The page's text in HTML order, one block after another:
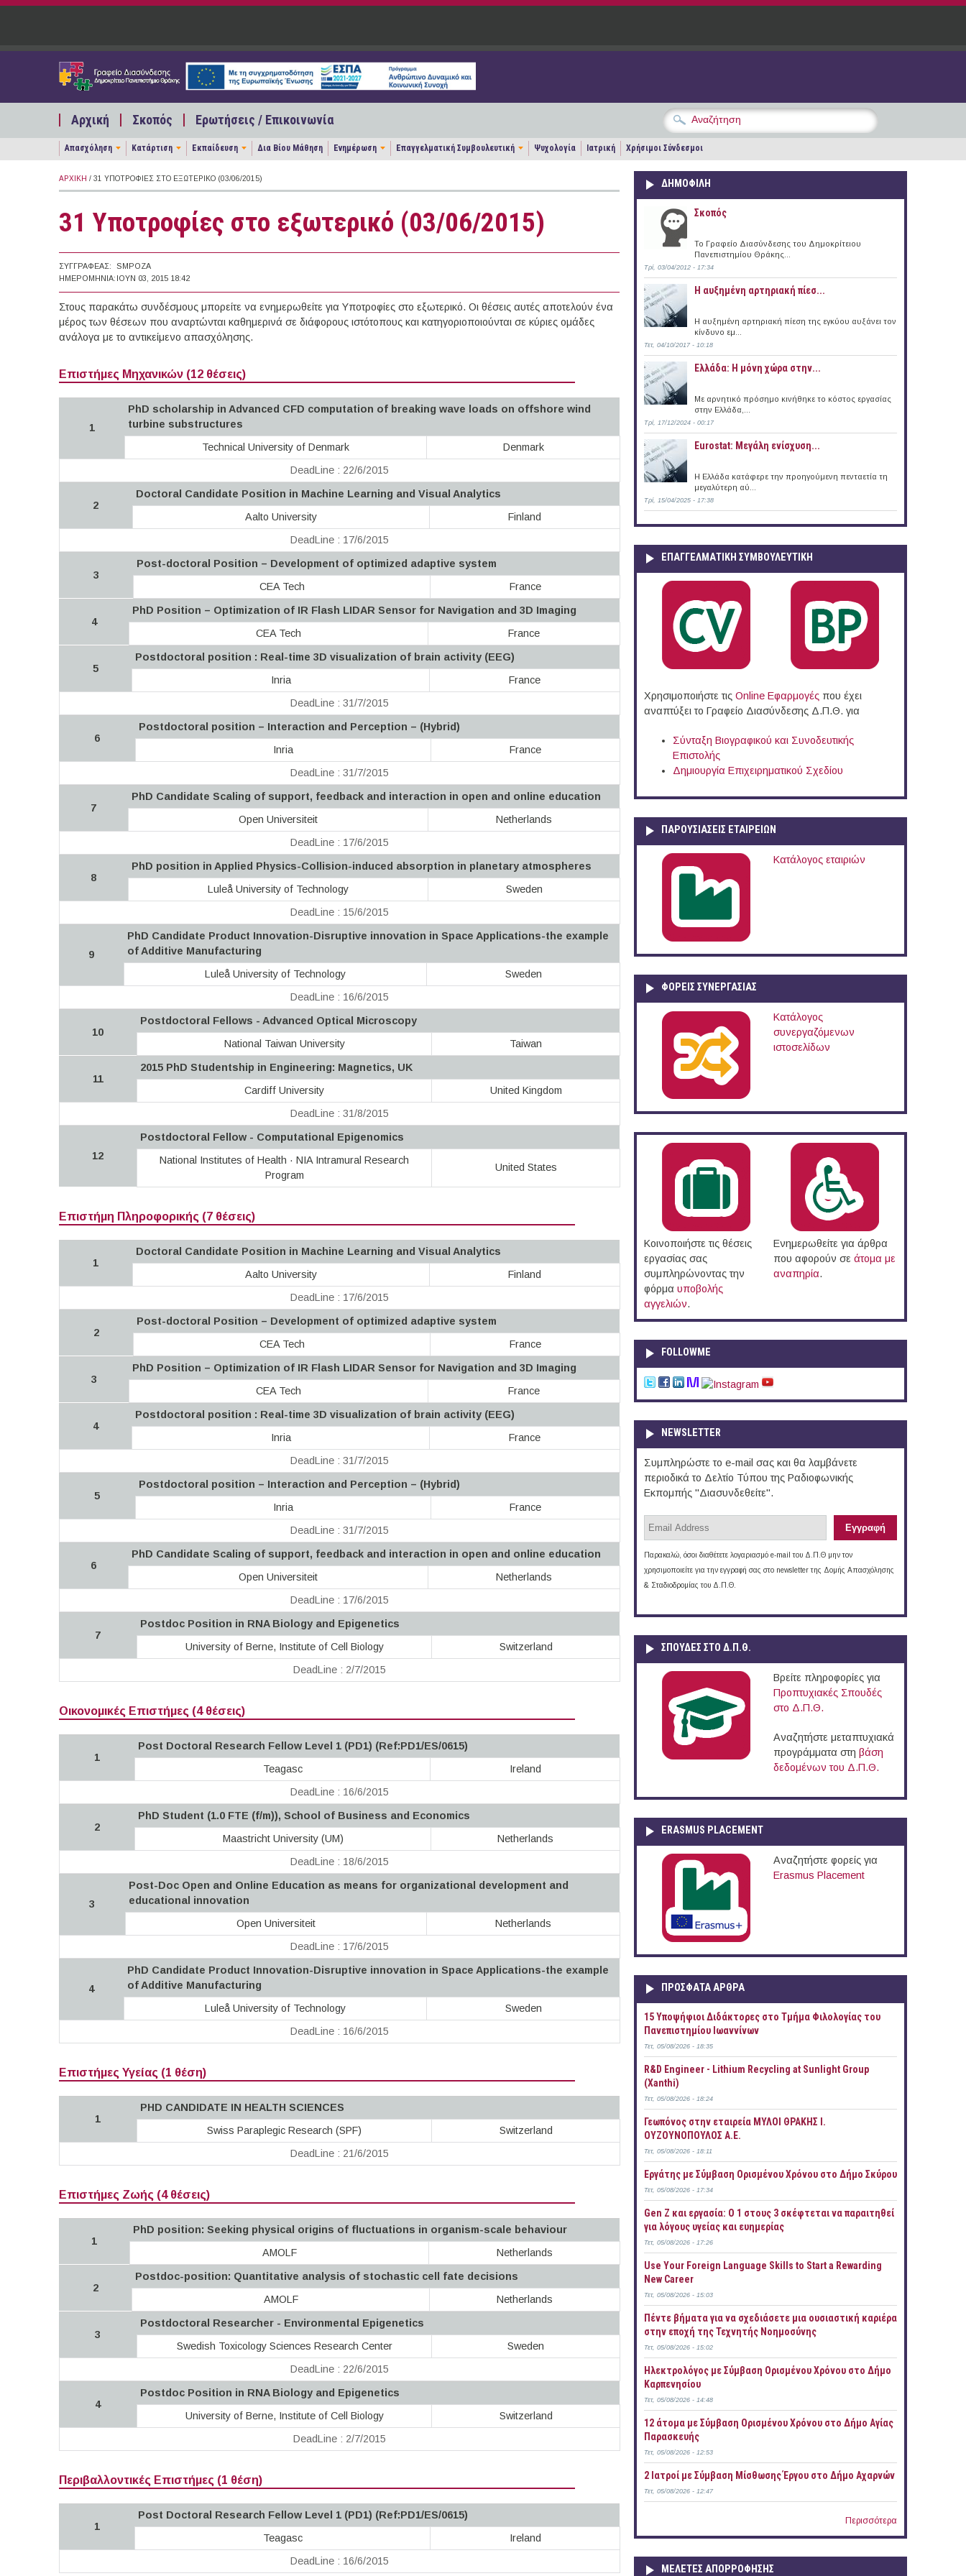
Παράκαμψη προς το κυρίως περιεχόμενο
Αρχική Σκοπός Ερωτήσεις / Επικοινωνία
Απασχόληση Κατάρτιση Εκπαίδευση Δια Βίου Μάθηση Ενημέρωση Επαγγελματική Συμβουλευτική Ψυχολογία Ιατρική Χρήσιμοι Σύνδεσμοι
ΑΡΧΙΚΉ / 31 ΥΠΟΤΡΟΦΊΕΣ ΣΤΟ ΕΞΩΤΕΡΙΚΌ (03/06/2015)
31 Υποτροφίες στο εξωτερικό (03/06/2015)
ΣΥΓΓΡΑΦΈΑΣ:
SMPOZA
ΗΜΕΡΟΜΗΝΊΑ: ΙΟΥΝ 03, 2015 18:42
Στους παρακάτω συνδέσμους μπορείτε να ενημερωθείτε για Υποτροφίες στο εξωτερικό. Οι θέσεις αυτές αποτελούν ένα
μέρος των θέσεων που αναρτώνται καθημερινά σε διάφορους ιστότοπους και κατηγοριοποιούνται σε κύριες ομάδες
ανάλογα με το αντικείμενο απασχόλησης.
Επιστήμες Μηχανικών (12 θέσεις)
1
PhD scholarship in Advanced CFD computation of breaking wave loads on offshore wind
turbine substructures
Technical University of Denmark
Denmark
DeadLine : 22/6/2015
2
Doctoral Candidate Position in Machine Learning and Visual Analytics
Aalto University
Finland
DeadLine : 17/6/2015
3
Post-doctoral Position – Development of optimized adaptive system
CEA Tech
France
4
PhD Position – Optimization of IR Flash LIDAR Sensor for Navigation and 3D Imaging
CEA Tech
France
5
Postdoctoral position : Real-time 3D visualization of brain activity (EEG)
Inria
France
DeadLine : 31/7/2015
6
Postdoctoral position – Interaction and Perception – (Hybrid)
Inria
France
DeadLine : 31/7/2015
7
PhD Candidate Scaling of support, feedback and interaction in open and online education
Open Universiteit
Netherlands
DeadLine : 17/6/2015
8
PhD position in Applied Physics-Collision-induced absorption in planetary atmospheres
Luleå University of Technology
Sweden
DeadLine : 15/6/2015
9
PhD Candidate Product Innovation-Disruptive innovation in Space Applications-the example
of Additive Manufacturing
Luleå University of Technology
Sweden
DeadLine : 16/6/2015
10
Postdoctoral Fellows - Advanced Optical Microscopy
National Taiwan University
Taiwan
11
2015 PhD Studentship in Engineering: Magnetics, UK
Cardiff University
United Kingdom
DeadLine : 31/8/2015
12
Postdoctoral Fellow - Computational Epigenomics
National Institutes of Health · NIA Intramural Research
Program
United States
Επιστήμη Πληροφορικής (7 θέσεις)
1
Doctoral Candidate Position in Machine Learning and Visual Analytics
Aalto University
Finland
DeadLine : 17/6/2015
2
Post-doctoral Position – Development of optimized adaptive system
CEA Tech
France
3
PhD Position – Optimization of IR Flash LIDAR Sensor for Navigation and 3D Imaging
CEA Tech
France
4
Postdoctoral position : Real-time 3D visualization of brain activity (EEG)
Inria
France
DeadLine : 31/7/2015
5
Postdoctoral position – Interaction and Perception – (Hybrid)
Inria
France
DeadLine : 31/7/2015
6
PhD Candidate Scaling of support, feedback and interaction in open and online education
Open Universiteit
Netherlands
DeadLine : 17/6/2015
7
Postdoc Position in RNA Biology and Epigenetics
University of Berne, Institute of Cell Biology
Switzerland
DeadLine : 2/7/2015
Οικονομικές Επιστήμες (4 θέσεις)
1
Post Doctoral Research Fellow Level 1 (PD1) (Ref:PD1/ES/0615)
Teagasc
Ireland
DeadLine : 16/6/2015
2
PhD Student (1.0 FTE (f/m)), School of Business and Economics
Maastricht University (UM)
Netherlands
DeadLine : 18/6/2015
3
Post-Doc Open and Online Education as means for organizational development and
educational innovation
Open Universiteit
Netherlands
DeadLine : 17/6/2015
4
PhD Candidate Product Innovation-Disruptive innovation in Space Applications-the example
of Additive Manufacturing
Luleå University of Technology
Sweden
DeadLine : 16/6/2015
Επιστήμες Υγείας (1 θέση)
1
PHD CANDIDATE IN HEALTH SCIENCES
Swiss Paraplegic Research (SPF)
Switzerland
DeadLine : 21/6/2015
Επιστήμες Ζωής (4 θέσεις)
1
PhD position: Seeking physical origins of fluctuations in organism-scale behaviour
AMOLF
Netherlands
2
Postdoc-position: Quantitative analysis of stochastic cell fate decisions
AMOLF
Netherlands
3
Postdoctoral Researcher - Environmental Epigenetics
Swedish Toxicology Sciences Research Center
Sweden
DeadLine : 22/6/2015
4
Postdoc Position in RNA Biology and Epigenetics
University of Berne, Institute of Cell Biology
Switzerland
DeadLine : 2/7/2015
Περιβαλλοντικές Επιστήμες (1 θέση)
1
Post Doctoral Research Fellow Level 1 (PD1) (Ref:PD1/ES/0615)
Teagasc
Ireland
DeadLine : 16/6/2015
ΔΗΜΟΦΙΛΗ
Σκοπός
Το Γραφείο Διασύνδεσης του Δημοκρίτειου
Πανεπιστημίου Θράκης...
Τρί, 03/04/2012 - 17:34
Η αυξημένη αρτηριακή πίεσ...
Η αυξημένη αρτηριακή πίεση της εγκύου αυξάνει τον
κίνδυνο εμ...
Τετ, 04/10/2017 - 10:18
Ελλάδα: Η μόνη χώρα στην...
Με αρνητικό πρόσημο κινήθηκε το κόστος εργασίας
στην Ελλάδα,...
Τρί, 17/12/2024 - 00:17
Eurostat: Μεγάλη ενίσχυση...
H Ελλάδα κατάφερε την προηγούμενη πενταετία τη
μεγαλύτερη αύ...
Τρί, 15/04/2025 - 17:38
ΕΠΑΓΓΕΛΜΑΤΙΚΉ ΣΥΜΒΟΥΛΕΥΤΙΚΉ
Χρησιμοποιήστε τις Online Eφαρμογές που έχει
αναπτύξει το Γραφείο Διασύνδεσης Δ.Π.Θ. για
Σύνταξη Βιογραφικού και Συνοδευτικής
Επιστολής
Δημιουργία Επιχειρηματικού Σχεδίου
ΠΑΡΟΥΣΙΆΣΕΙΣ ΕΤΑΙΡΕΙΏΝ
Κατάλογος εταιριών
ΦΟΡΕΙΣ ΣΥΝΕΡΓΑΣΙΑΣ
Κατάλογος
συνεργαζόμενων
ιστοσελίδων
Κοινοποιήστε τις θέσεις
εργασίας σας
συμπληρώνοντας την
φόρμα υποβολής
αγγελιών.
Ενημερωθείτε για άρθρα
που αφορούν σε άτομα με
αναπηρία.
FOLLOWME
NEWSLETTER
Συμπληρώστε το e-mail σας και θα λαμβάνετε
περιοδικά το Δελτίο Τύπου της Ραδιοφωνικής
Εκπομπής "Διασυνδεθείτε".
Παρακαλώ, όσοι διαθέτετε λογαριασμό e-mail του Δ.Π.Θ μην τον
χρησιμοποιείτε για την εγγραφή σας στο newsletter της Δομής Απασχόλησης
& Σταδιοδρομίας του Δ.Π.Θ.
ΣΠΟΥΔΈΣ ΣΤΟ Δ.Π.Θ.
Βρείτε πληροφορίες για
Προπτυχιακές Σπουδές
στο Δ.Π.Θ.
Αναζητήστε μεταπτυχιακά
προγράμματα στη βάση
δεδομένων του Δ.Π.Θ.
ERASMUS PLACEMENT
Αναζητήστε φορείς για
Erasmus Placement
ΠΡOΣΦΑΤΑ AΡΘΡΑ
15 Υποψήφιοι Διδάκτορες στο Τμήμα Φιλολογίας του
Πανεπιστημίου Ιωαννίνων
Τετ, 05/08/2026 - 18:35
R&D Engineer - Lithium Recycling at Sunlight Group
(Xanthi)
Τετ, 05/08/2026 - 18:24
Γεωπόνος στην εταιρεία ΜΥΛΟΙ ΘΡΑΚΗΣ Ι.
ΟΥΖΟΥΝΟΠΟΥΛΟΣ Α.Ε.
Τετ, 05/08/2026 - 18:11
Εργάτης με Σύμβαση Ορισμένου Χρόνου στο Δήμο Σκύρου
Τετ, 05/08/2026 - 17:34
Gen Z και εργασία: Ο 1 στους 3 σκέφτεται να παραιτηθεί
για λόγους υγείας και ευημερίας
Τετ, 05/08/2026 - 17:26
Use Your Foreign Language Skills to Start a Rewarding
New Career
Τετ, 05/08/2026 - 15:03
Πέντε βήματα για να σχεδιάσετε μια ουσιαστική καριέρα
στην εποχή της Τεχνητής Νοημοσύνης
Τετ, 05/08/2026 - 15:02
Ηλεκτρολόγος με Σύμβαση Ορισμένου Χρόνου στο Δήμο
Καρπενησίου
Τετ, 05/08/2026 - 14:48
12 άτομα με Σύμβαση Ορισμένου Χρόνου στο Δήμο Αγίας
Παρασκευής
Τετ, 05/08/2026 - 12:53
2 Ιατροί με Σύμβαση Μίσθωσης Έργου στο Δήμο Αχαρνών
Τετ, 05/08/2026 - 12:47
Περισσότερα
ΜΕΛΕΤΕΣ ΑΠΟΡΡΟΦΗΣΗΣ